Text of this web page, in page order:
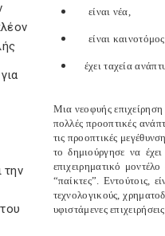
την
είναι νέα,
είναι
έχει ταχεία
Μια νεοφυής
πολλές προοπτικές
τις προοπτικές
το δημιούργησε να
επιχειρηματικό
“παίκτες”. Εντούτοις,
τεχνολογικούς,
υφιστάμενες